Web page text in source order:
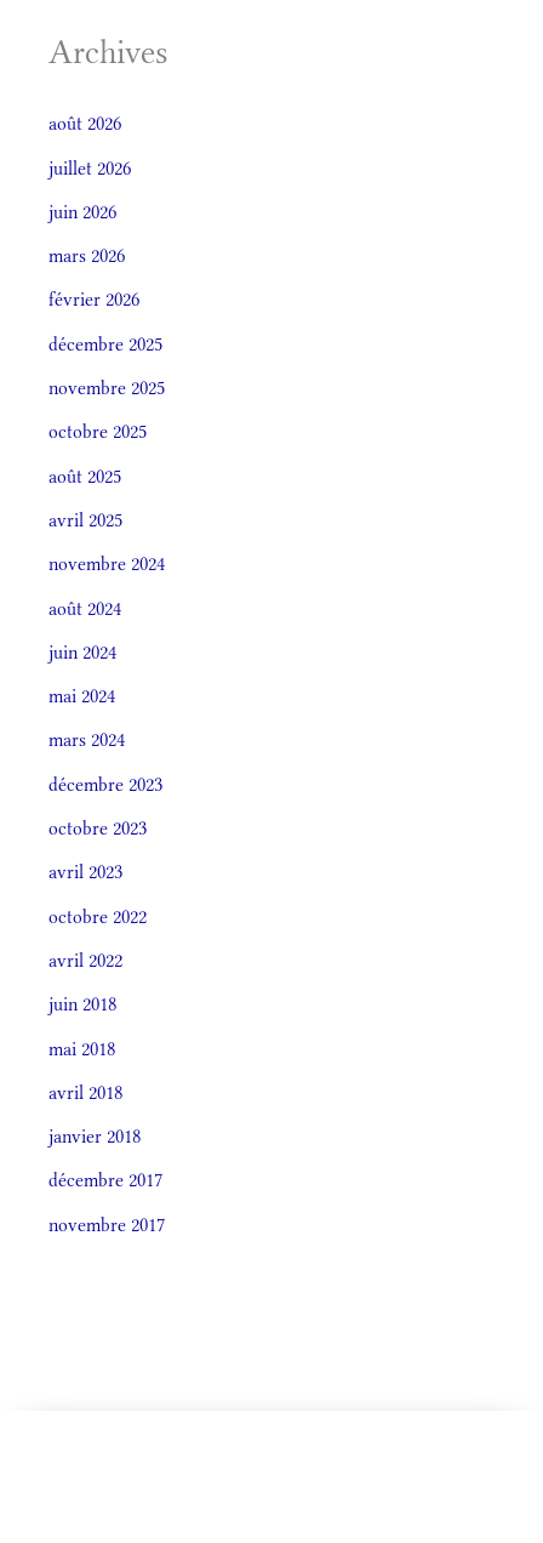
Archives
août 2026
juillet 2026
juin 2026
mars 2026
février 2026
décembre 2025
novembre 2025
octobre 2025
août 2025
avril 2025
novembre 2024
août 2024
juin 2024
mai 2024
mars 2024
décembre 2023
octobre 2023
avril 2023
octobre 2022
avril 2022
juin 2018
mai 2018
avril 2018
janvier 2018
décembre 2017
novembre 2017